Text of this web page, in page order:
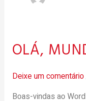
OLÁ,
Deixe um comentário
Boas-vindas ao
Olá,